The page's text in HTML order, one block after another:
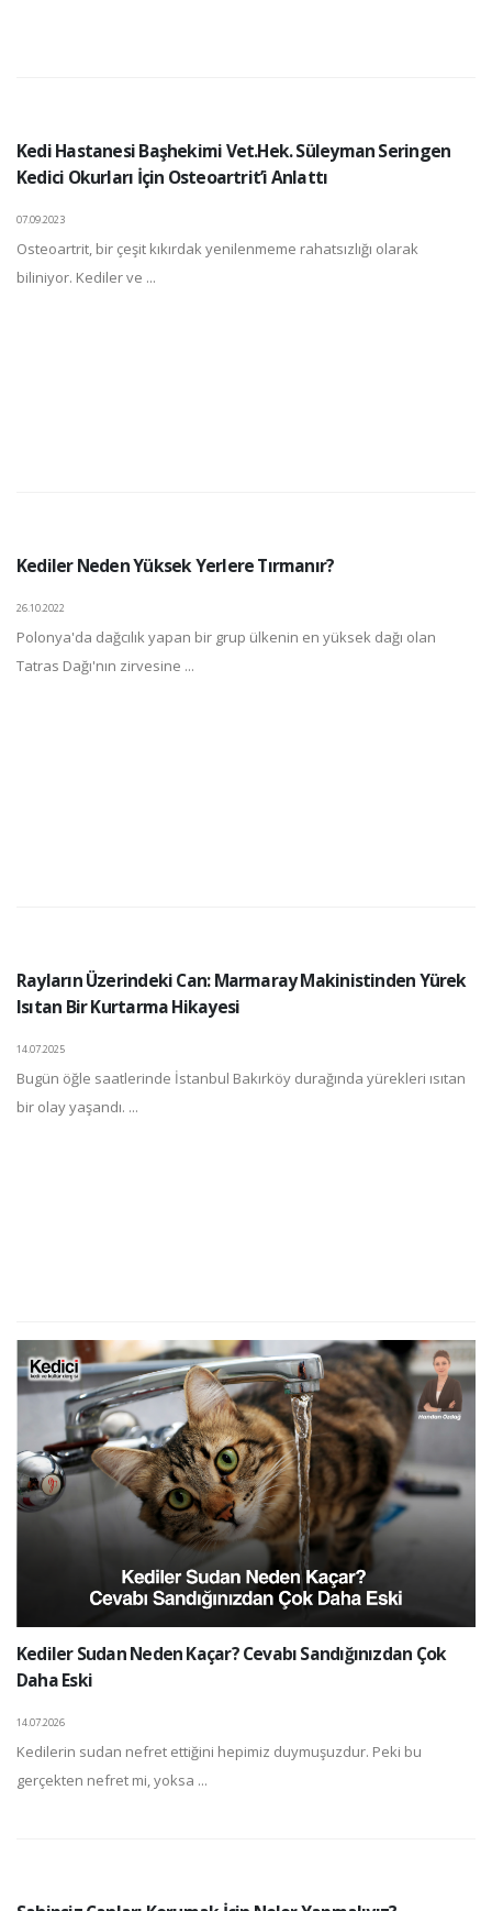
Kedi Hastanesi Başhekimi Vet.Hek. Süleyman Seringen
Kedici Okurları İçin Osteoartrit’i Anlattı
07.09.2023
Osteoartrit, bir çeşit kıkırdak yenilenmeme rahatsızlığı olarak
biliniyor. Kediler ve ...
Kediler Neden Yüksek Yerlere Tırmanır?
26.10.2022
Polonya'da dağcılık yapan bir grup ülkenin en yüksek dağı olan
Tatras Dağı'nın zirvesine ...
Rayların Üzerindeki Can: Marmaray Makinistinden Yürek
Isıtan Bir Kurtarma Hikayesi
14.07.2025
Bugün öğle saatlerinde İstanbul Bakırköy durağında yürekleri ısıtan
bir olay yaşandı. ...
Kediler Sudan Neden Kaçar? Cevabı Sandığınızdan Çok
Daha Eski
14.07.2026
Kedilerin sudan nefret ettiğini hepimiz duymuşuzdur. Peki bu
gerçekten nefret mi, yoksa ...